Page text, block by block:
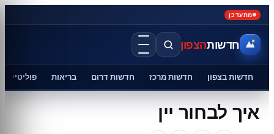
מתעדכן
חדשותהצפון
חדשות בצפון חדשות מרכז חדשות דרום בריאות פוליטיקה
איך לבחור יין